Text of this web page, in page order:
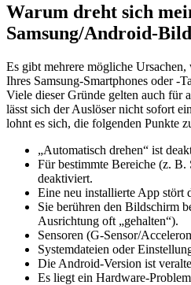
Warum dreht sich
Samsung/
Es gibt mehrere mögliche
Ihres Samsung‑Smartphones oder
Viele dieser Gründe gelten auch für
lässt sich der Auslöser nicht sofort
lohnt es sich, die folgenden Punkte
„Automatisch drehen“ ist
Für bestimmte Bereiche (z.
deaktiviert.
Eine neu installierte App stört
Sie berühren den Bildschirm
Ausrichtung oft „gehalten“).
Sensoren (G‑Sensor/
Systemdateien oder
Die Android‑Version ist
Es liegt ein